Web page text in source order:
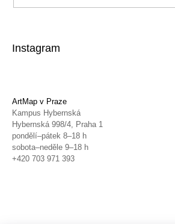
Instagram
ArtMap v Praze
Kampus Hybernská
Hybernská 998/4, Praha 1
pondělí–pátek 8–18 h
sobota–neděle 9–18 h
+420 703 971 393